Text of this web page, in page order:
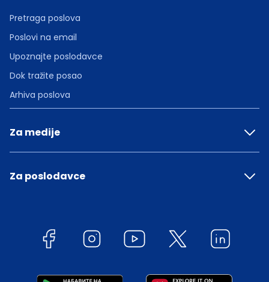
Pretraga poslova
Poslovi na email
Upoznajte poslodavce
Dok tražite posao
Arhiva poslova
Za medije
Za poslodavce